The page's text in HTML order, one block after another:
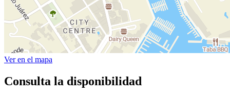
Ver en el mapa
Consulta la disponibilidad